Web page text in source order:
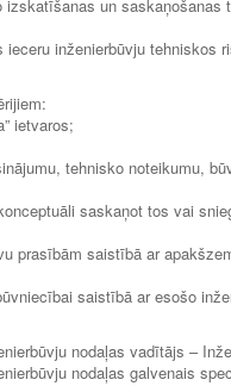
un saskaņošanas
inženierbūvju tehniskos
ietvaros;
tehnisko noteikumu,
saskaņot tos vai
prasībām saistībā ar
saistībā ar esošo
nodaļas vadītājs –
nodaļas galvenais